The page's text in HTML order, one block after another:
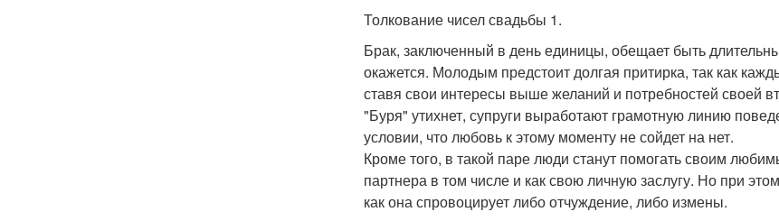
Толкование чисел свадьбы 1.
Брак, заключенный в день единицы, обещает быть
окажется. Молодым предстоит долгая притирка, так как
ставя свои интересы выше желаний и потребностей своей
"Буря" утихнет, супруги выработают грамотную линию
условии, что любовь к этому моменту не сойдет на нет.
Кроме того, в такой паре люди станут помогать своим
партнера в том числе и как свою личную заслугу. Но при
как она спровоцирует либо отчуждение, либо измены.